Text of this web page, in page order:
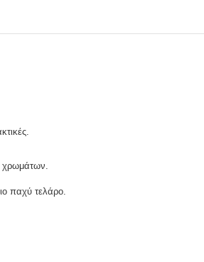
χρωμάτων.
παχύ τελάρο.